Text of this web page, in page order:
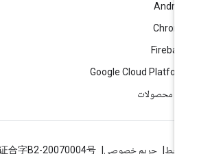
Google Cloud
محصولات
حریم خصوصی ICP证合字B2-20070004号